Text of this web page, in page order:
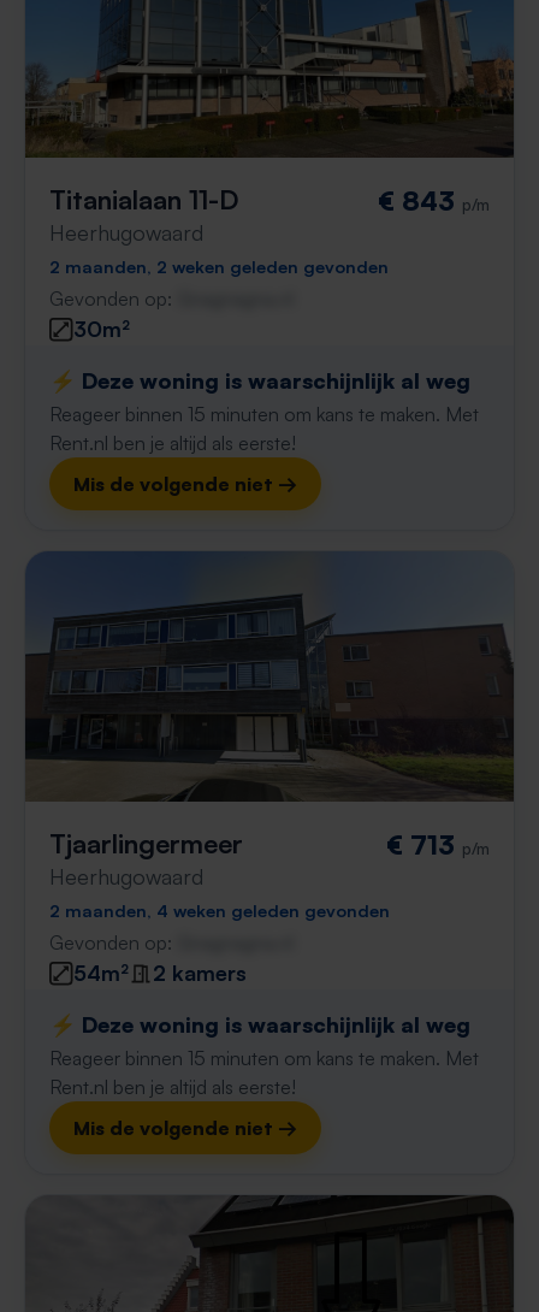
Titanialaan 11-D
Heerhugowaard
€ 843 p/m
2 maanden, 2 weken geleden gevonden
Gevonden op:
30m²
⚡️ Deze woning is waarschijnlijk al weg
Reageer binnen 15 minuten om kans te maken. Met
Rent.nl ben je altijd als eerste!
Mis de volgende niet →
Tjaarlingermeer
Heerhugowaard
€ 713 p/m
2 maanden, 4 weken geleden gevonden
Gevonden op:
54m²
2 kamers
⚡️ Deze woning is waarschijnlijk al weg
Reageer binnen 15 minuten om kans te maken. Met
Rent.nl ben je altijd als eerste!
Mis de volgende niet →